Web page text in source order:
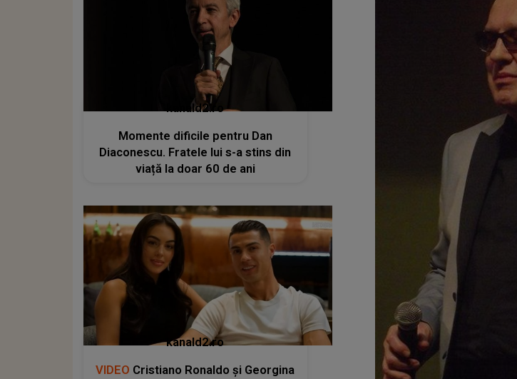
kanald2.ro
Momente dificile pentru Dan
Diaconescu. Fratele lui s-a stins din
viață la doar 60 de ani
kanald2.ro
VIDEO Cristiano Ronaldo și Georgina